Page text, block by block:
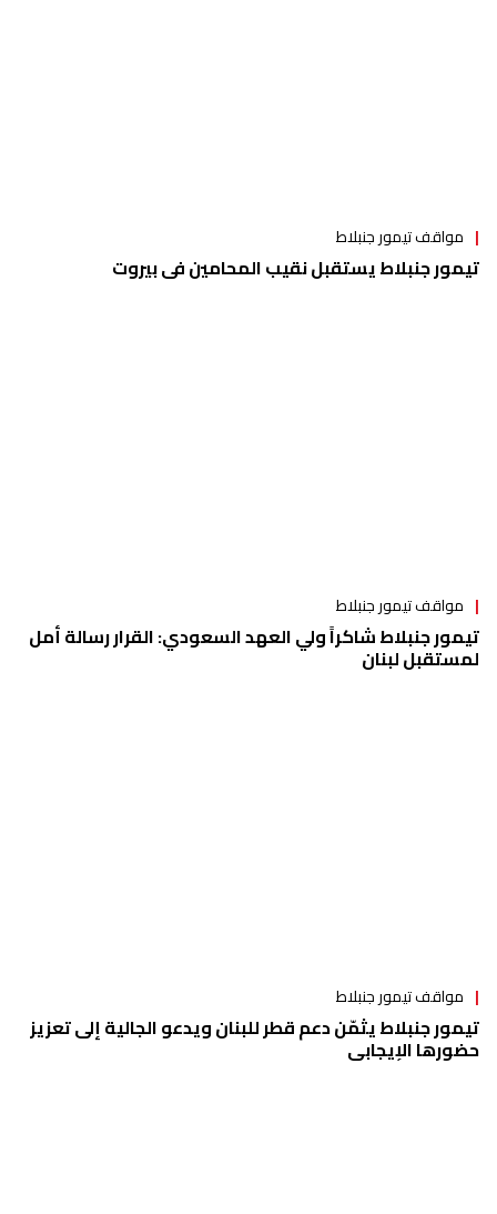
مواقف تيمور جنبلاط
تيمور جنبلاط يستقبل نقيب المحامين في بيروت
مواقف تيمور جنبلاط
تيمور جنبلاط شاكراً ولي العهد السعودي: القرار رسالة أمل
لمستقبل لبنان
مواقف تيمور جنبلاط
تيمور جنبلاط يثمّن دعم قطر للبنان ويدعو الجالية إلى تعزيز
حضورها الإيجابي